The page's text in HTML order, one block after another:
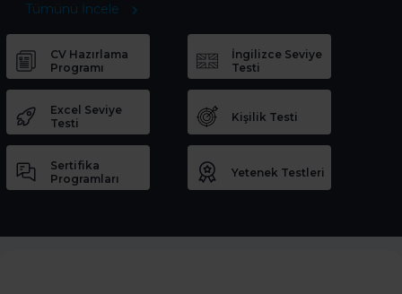
Tümünü İncele
CV Hazırlama
Programı
İngilizce Seviye
Testi
Excel Seviye
Testi
Kişilik Testi
Sertifika
Programları
Yetenek Testleri